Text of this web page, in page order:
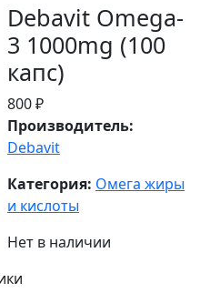
Debavit Omega-
3 1000mg (100
капс)
800 ₽
Производитель:
Debavit
Категория: Омега жиры
и кислоты
Нет в наличии